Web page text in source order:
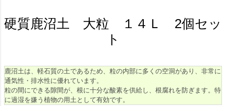
硬質鹿沼土 大粒 １４Ｌ 2個セッ
ト
鹿沼土は、軽石質の土であるため、粒の内部に多くの空洞があり、非常に
通気性・排水性に優れています。
粒の間にできる隙間が、根に十分な酸素を供給し、根腐れを防ぎます。特
に過湿を嫌う植物の用土として有効です。